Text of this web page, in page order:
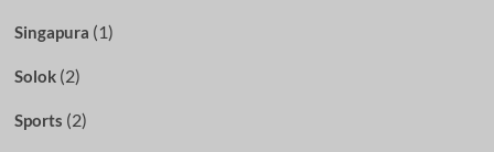
Singapura (1)
Solok(2)
Sports (2)